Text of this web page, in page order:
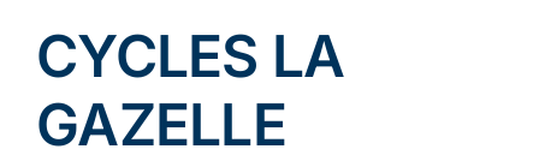
Vélos de ville
CYCLES LA
GAZELLE